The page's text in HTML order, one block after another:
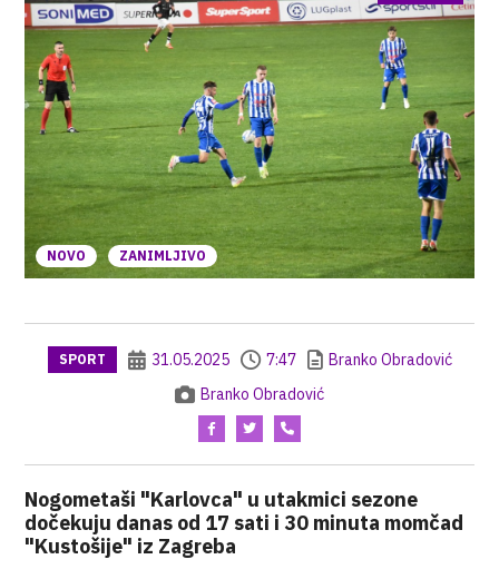
NOVO ZANIMLJIVO
SPORT 31.05.2025 7:47
Branko Obradović
Branko Obradović
Nogometaši "Karlovca" u utakmici sezone
dočekuju danas od 17 sati i 30 minuta momčad
"Kustošije" iz Zagreba